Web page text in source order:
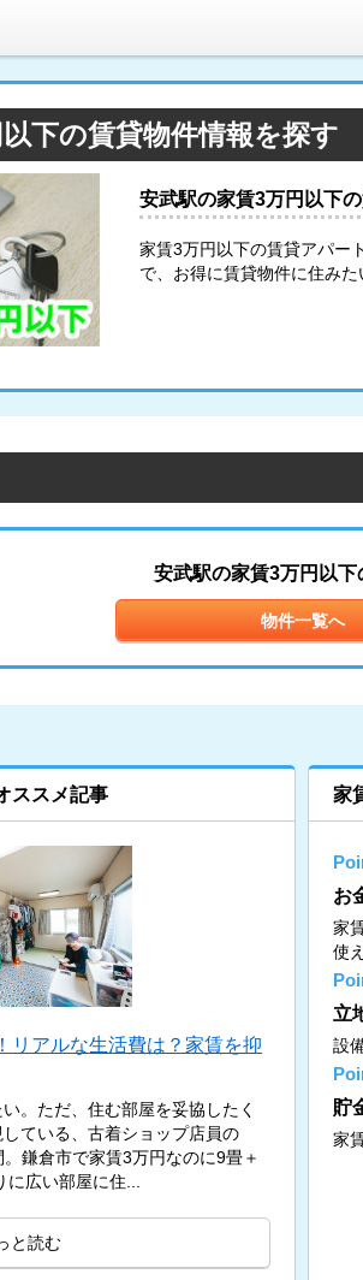
下の賃貸物件情報を探す
安武駅の家賃3万円以下
家賃3万円以下の賃貸アパー
で、お得に賃貸物件に住みた
安武駅の家賃3万円以下
物件一覧へ
ススメ記事
リアルな生活費は？家賃を抑
。ただ、住む部屋を妥協したく
ている、古着ショップ店員の
鎌倉市で家賃3万円なのに9畳＋
広い部屋に住...
と読む
家
お
家
使
立
設
貯
家